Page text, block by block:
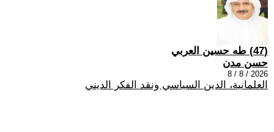
(47) طه حسين العربي
حسن مدن
2026 / 8 / 8
العلمانية، الدين السياسي ونقد الفكر الديني